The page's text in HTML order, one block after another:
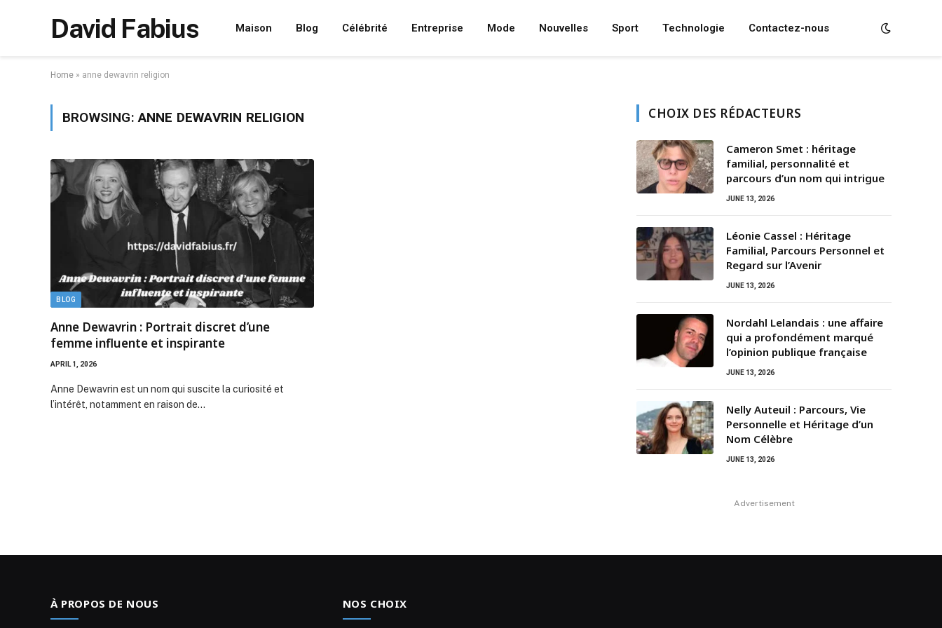
David Fabius Maison Blog Célébrité Entreprise Mode Nouvelles Sport Technologie Contactez-nous
Home » anne dewavrin religion
BROWSING:ANNE DEWAVRIN RELIGION
BLOG
Anne Dewavrin : Portrait discret d’une
femme influente et inspirante
APRIL 1, 2026
Anne Dewavrin est un nom qui suscite la curiosité et
l’intérêt, notamment en raison de…
CHOIX DES RÉDACTEURS
Cameron Smet : héritage
familial, personnalité et
parcours d’un nom qui intrigue
JUNE 13, 2026
Léonie Cassel : Héritage
Familial, Parcours Personnel et
Regard sur l’Avenir
JUNE 13, 2026
Nordahl Lelandais : une affaire
qui a profondément marqué
l’opinion publique française
JUNE 13, 2026
Nelly Auteuil : Parcours, Vie
Personnelle et Héritage d’un
Nom Célèbre
JUNE 13, 2026
Advertisement
À PROPOS DE NOUS NOS CHOIX